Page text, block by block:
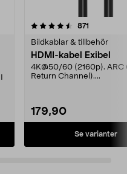
871
Bildkablar & tillbehör
HDMI-kabel Exibel
4K@50/60 (2160p). ARC
Return Channel)....
179,90
Se varianter
4.5 av 5 stjärnor